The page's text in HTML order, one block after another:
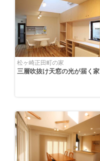
松ヶ崎正田町の家
三層吹抜け天窓の光が届く家